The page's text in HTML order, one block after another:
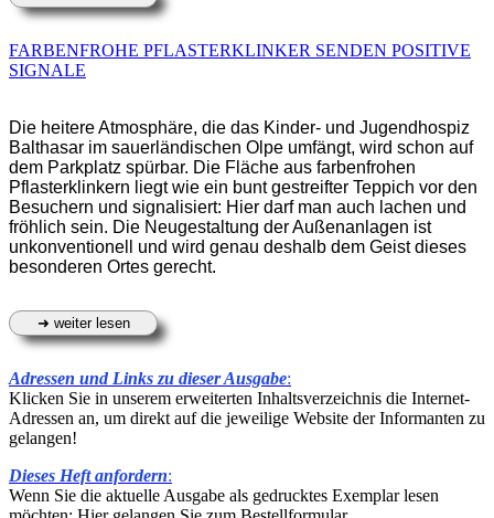
FARBENFROHE PFLASTERKLINKER SENDEN POSITIVE
SIGNALE
Die heitere Atmosphäre, die das Kinder- und Jugendhospiz
Balthasar im sauerländischen Olpe umfängt, wird schon auf
dem Parkplatz spürbar. Die Fläche aus farbenfrohen
Pflasterklinkern liegt wie ein bunt gestreifter Teppich vor den
Besuchern und signalisiert: Hier darf man auch lachen und
fröhlich sein. Die Neugestaltung der Außenanlagen ist
unkonventionell und wird genau deshalb dem Geist dieses
besonderen Ortes gerecht.
Adressen und Links zu dieser Ausgabe:
Klicken Sie in unserem erweiterten Inhaltsverzeichnis die Internet-
Adressen an, um direkt auf die jeweilige Website der Informanten zu
gelangen!
Dieses Heft anfordern:
Wenn Sie die aktuelle Ausgabe als gedrucktes Exemplar lesen